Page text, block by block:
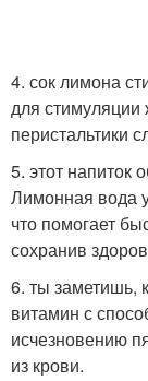
4. сок лимона
для стимуляции
перистальтики
5. этот напиток
Лимонная вода
что помогает
сохранив
6. ты заметишь,
витамин с
исчезновению
из крови.